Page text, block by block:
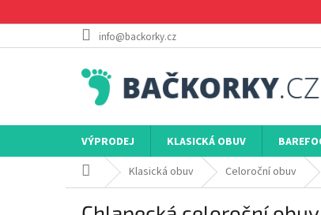
na
info@backorky.cz
VÝPRODEJ KLASICKÁ OBUV
Domů Klasická obuv Celoroční obuv